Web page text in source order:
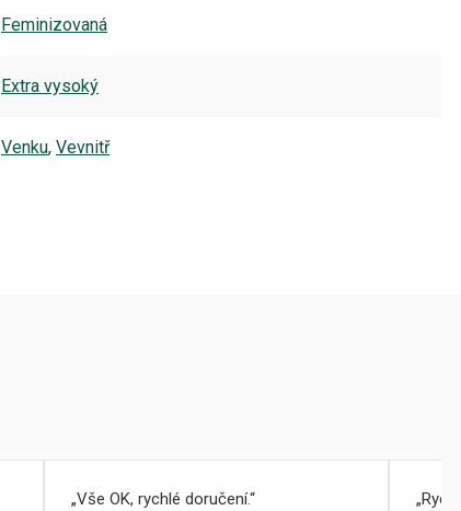
Feminizovaná
Extra vysoký
Venku, Vevnitř
Vše OK, rychlé doručení.